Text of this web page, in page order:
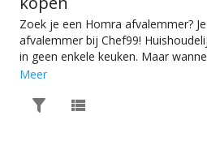
Zoek je een Homra afvalemmer?
afvalemmer bij Chef99!
in geen enkele keuken. Maar
nieuwe afvalemmer,
keukeninrichting passen. Van de
luxe afvalbak, je vind alles wat je
Meer